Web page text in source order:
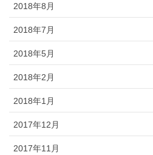
2018年8月
2018年7月
2018年5月
2018年2月
2018年1月
2017年12月
2017年11月